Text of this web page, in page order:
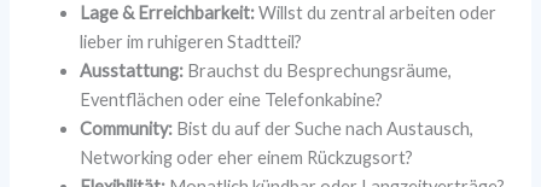
Lage & Erreichbarkeit:Willst du zentral arbeiten oder
lieber im ruhigeren Stadtteil?
Ausstattung: Brauchst du Besprechungsräume,
Eventflächen oder eine Telefonkabine?
Community: Bist du auf der Suche nach Austausch,
Networking oder eher einem Rückzugsort?